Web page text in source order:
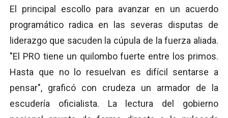
El principal escollo para avanzar en un acuerdo
programático radica en las severas disputas de
liderazgo que sacuden la cúpula de la fuerza aliada.
"El PRO tiene un quilombo fuerte entre los primos.
Hasta que no lo resuelvan es difícil sentarse a
pensar", graficó con crudeza un armador de la
escudería oficialista. La lectura del gobierno